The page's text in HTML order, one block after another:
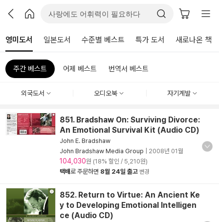
영미도서 일본도서 수준별 베스트 특가 도서 새로나온 책
주간 베스트 어제 베스트 번역서 베스트
외국도서 오디오북 자기계발
851. Bradshaw On: Surviving Divorce:
An Emotional Survival Kit (Audio CD)
John E. Bradshaw
John Bradshaw Media Group
2008년 01월
104,030원 (18% 할인 / 5,210원)
택배로 주문하면 8월 24일 출고 변경
852. Return to Virtue: An Ancient Ke
y to Developing Emotional Intelligen
ce (Audio CD)